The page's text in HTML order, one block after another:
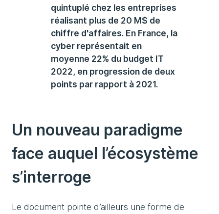
quintuplé chez les entreprises
réalisant plus de 20 M$ de
chiffre d'affaires. En France, la
cyber représentait en
moyenne 22% du budget IT
2022, en progression de deux
points par rapport à 2021.
Un nouveau paradigme
face auquel l’écosystème
s’interroge
Le document pointe d’ailleurs une forme de